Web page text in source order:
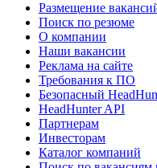
Размещение
Поиск по резюме
О компании
Наши вакансии
Реклама на сайте
Требования к ПО
Безопасный
HeadHunter API
Партнерам
Инвесторам
Каталог компаний